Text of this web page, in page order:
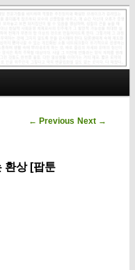
Post navigation
← Previous Next →
환상 [팝툰